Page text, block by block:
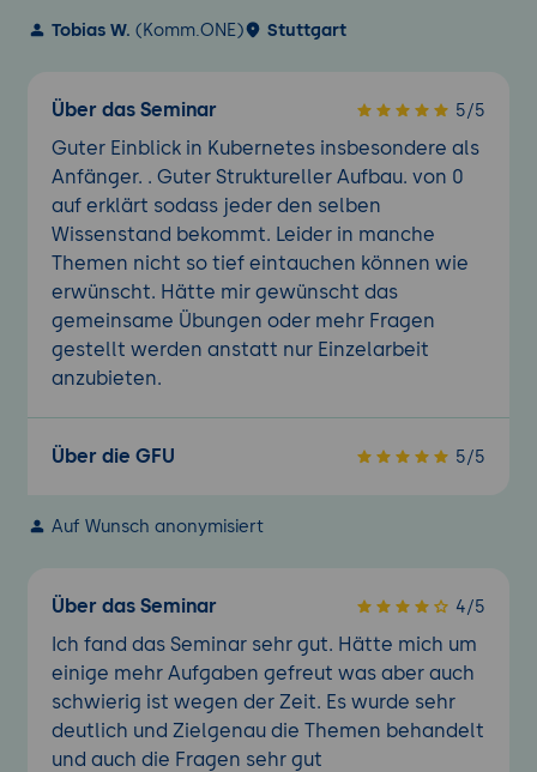
Tobias W. (Komm.ONE) Stuttgart
Über das Seminar 5/5
Guter Einblick in Kubernetes insbesondere als
Anfänger. . Guter Struktureller Aufbau. von 0
auf erklärt sodass jeder den selben
Wissenstand bekommt. Leider in manche
Themen nicht so tief eintauchen können wie
erwünscht. Hätte mir gewünscht das
gemeinsame Übungen oder mehr Fragen
gestellt werden anstatt nur Einzelarbeit
anzubieten.
Über die GFU 5/5
Auf Wunsch anonymisiert
Über das Seminar 4/5
Ich fand das Seminar sehr gut. Hätte mich um
einige mehr Aufgaben gefreut was aber auch
schwierig ist wegen der Zeit. Es wurde sehr
deutlich und Zielgenau die Themen behandelt
und auch die Fragen sehr gut